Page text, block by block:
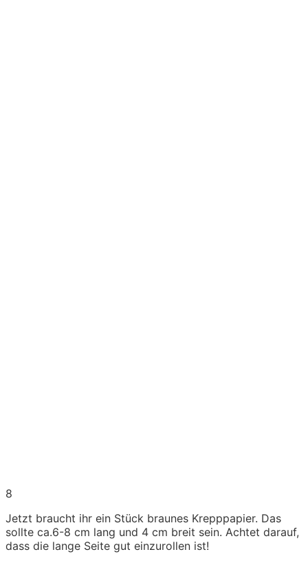
8
Jetzt braucht ihr ein Stück braunes Krepppapier. Das
sollte ca.6-8 cm lang und 4 cm breit sein. Achtet darauf,
dass die lange Seite gut einzurollen ist!